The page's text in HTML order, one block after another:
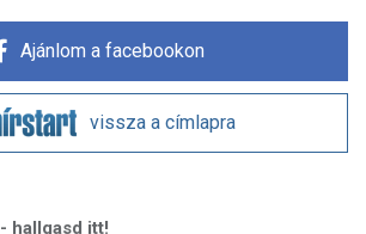
Ajánlom a facebookon
vissza a címlapra